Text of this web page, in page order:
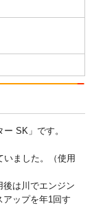
SK」です。
いました。（使用
は川でエンジン
ップを年1回す